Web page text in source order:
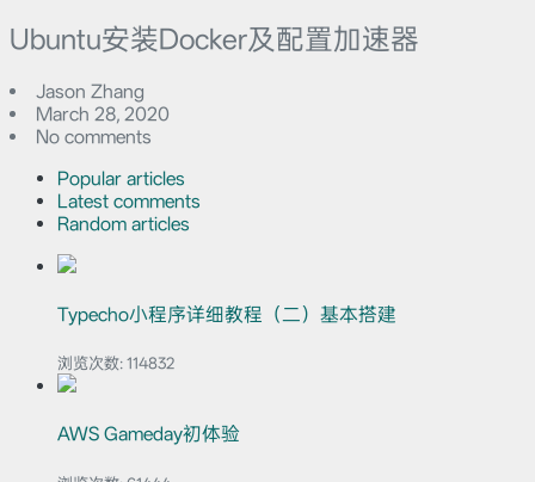
Ubuntu安装Docker及配置加速器
Jason Zhang
March 28, 2020
No comments
Popular articles
Latest comments
Random articles
Typecho小程序详细教程（二）基本搭建
浏览次数: 114832
AWS Gameday初体验